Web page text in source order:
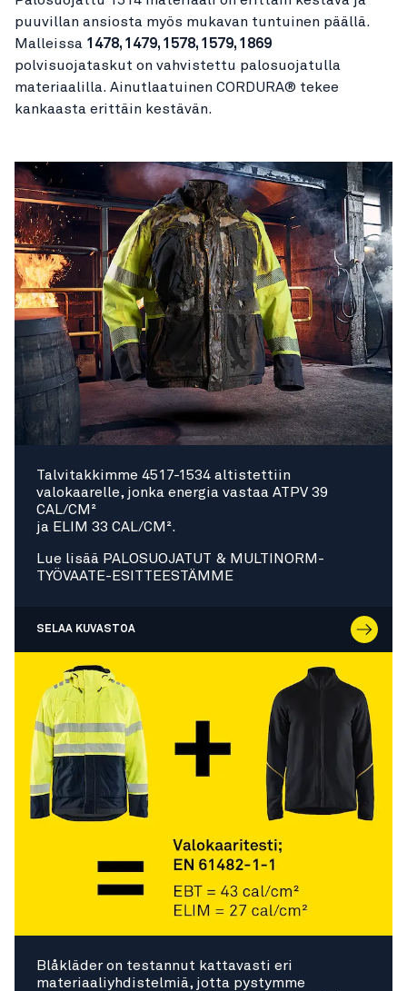
puuvillan ansiosta myös mukavan tuntuinen päällä.
Malleissa 1478, 1479, 1578, 1579, 1869
polvisuojataskut on vahvistettu palosuojatulla
materiaalilla. Ainutlaatuinen CORDURA® tekee
kankaasta erittäin kestävän.
Talvitakkimme 4517-1534 altistettiin
valokaarelle, jonka energia vastaa ATPV 39
CAL/CM²
ja ELIM 33 CAL/CM².
Lue lisää PALOSUOJATUT & MULTINORM-
TYÖVAATE-ESITTEESTÄMME
SELAA KUVASTOA
Blåkläder on testannut kattavasti eri
materiaaliyhdistelmiä, jotta pystymme